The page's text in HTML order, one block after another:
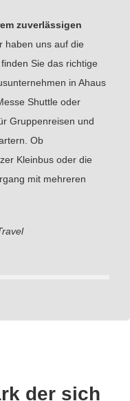
zuverlässigen
haben uns auf die
Sie das richtige
in Ahaus
Shuttle oder
Gruppenreisen und
Ob
Kleinbus oder die
mit mehreren
der sich